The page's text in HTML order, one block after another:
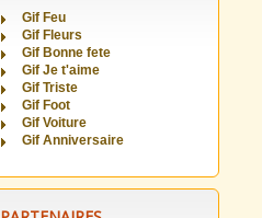
Gif Feu
Gif Fleurs
Gif Bonne fete
Gif Je t'aime
Gif Triste
Gif Foot
Gif Voiture
Gif Anniversaire